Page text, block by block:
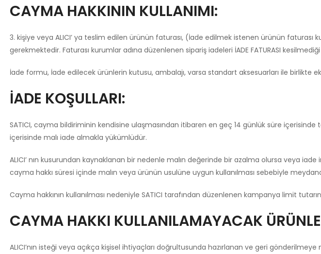
CAYMA HAKKININ KULLANIMI:
3. kişiye veya ALICI’ ya teslim edilen ürünün faturası, (İade edilmek istenen ürünün
gerekmektedir. Faturası kurumlar adına düzenlenen sipariş iadeleri İADE FATURASI
İade formu, İade edilecek ürünlerin kutusu, ambalajı, varsa standart aksesuarları ile birlikte
İADE KOŞULLARI:
SATICI, cayma bildiriminin kendisine ulaşmasından itibaren en geç 14 günlük süre içerisinde
içerisinde malı iade almakla yükümlüdür.
ALICI’ nın kusurundan kaynaklanan bir nedenle malın değerinde bir azalma olursa veya iade
cayma hakkı süresi içinde malın veya ürünün usulüne uygun kullanılması sebebiyle
Cayma hakkının kullanılması nedeniyle SATICI tarafından düzenlenen kampanya limit
CAYMA HAKKI KULLANILAMAYACAK
ALICI’nın isteği veya açıkça kişisel ihtiyaçları doğrultusunda hazırlanan ve geri